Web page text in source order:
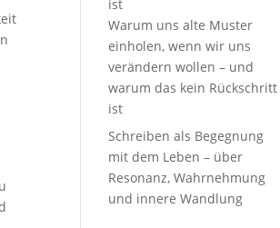
Warum uns alte Muster
einholen, wenn wir uns
verändern wollen – und
warum das kein Rückschritt
ist
Schreiben als Begegnung
mit dem Leben – über
Resonanz, Wahrnehmung
und innere Wandlung